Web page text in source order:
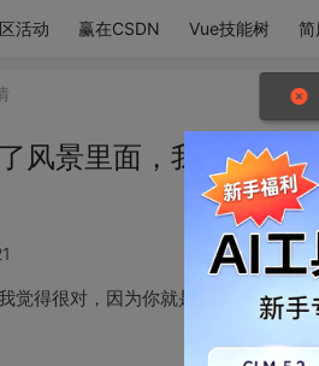
活动 赢在CSDN Vue技能树 简
风景里面，我觉得很
觉得很对，因为你就是我眼中最美的